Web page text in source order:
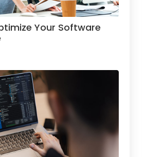
Your Software